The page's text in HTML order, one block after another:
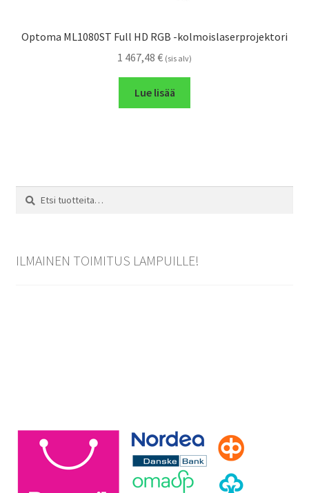
Optoma ML1080ST Full HD RGB -kolmoislaserprojektori
1 467,48 € (sis alv)
Lue lisää
Etsi:
Haku
ILMAINEN TOIMITUS LAMPUILLE!